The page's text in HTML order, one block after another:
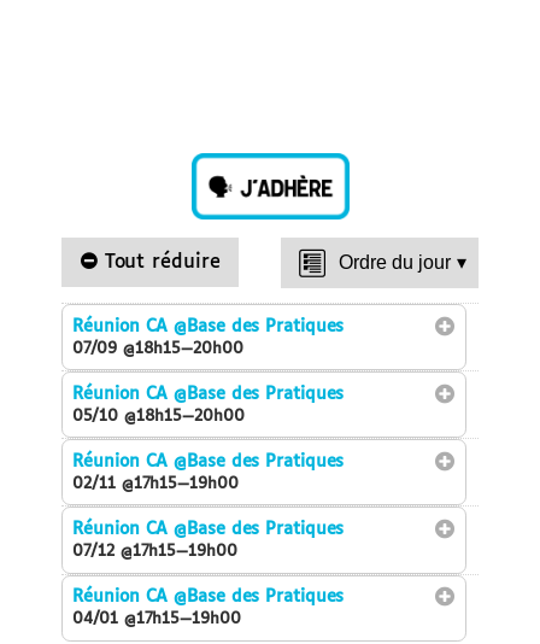
Tout réduire Ordre du jour ▾
Réunion CA@Base des Pratiques
07/09 @18h15—20h00
Réunion CA@Base des Pratiques
05/10 @18h15—20h00
Réunion CA@Base des Pratiques
02/11 @17h15—19h00
Réunion CA@Base des Pratiques
07/12 @17h15—19h00
Réunion CA@Base des Pratiques
04/01 @17h15—19h00